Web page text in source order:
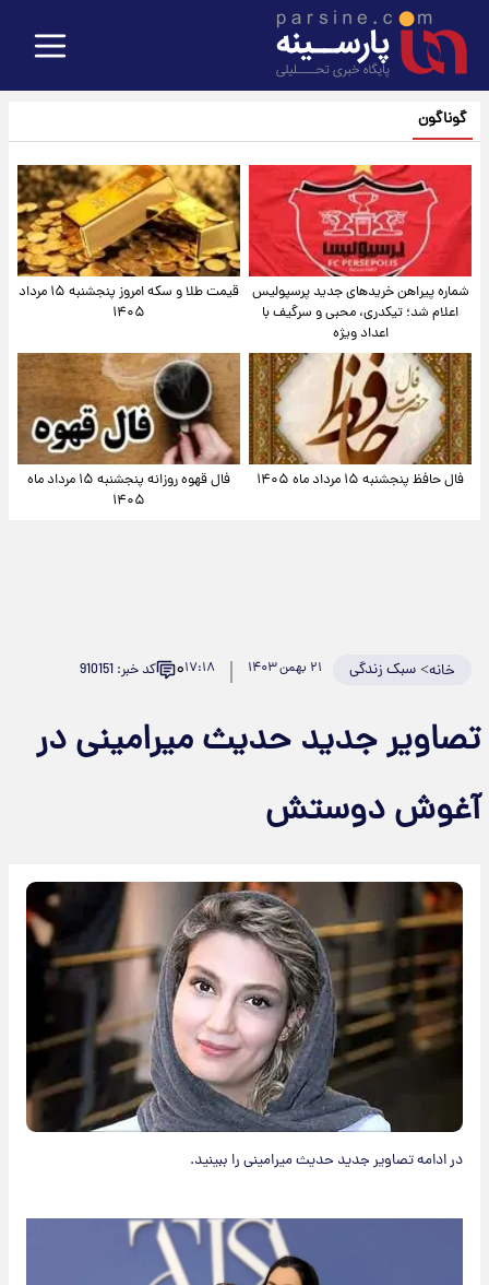
گوناگون
شماره پیراهن خریدهای جدید پرسپولیس
اعلام شد؛ تیکدری، محبی و سرگیف با
اعداد ویژه
قیمت طلا و سکه امروز پنجشنبه ۱۵ مرداد
۱۴۰۵
فال حافظ پنجشنبه ۱۵ مرداد ماه ۱۴۰۵
فال قهوه روزانه پنجشنبه ۱۵ مرداد ماه
۱۴۰۵
خانه>سبک زندگی ۲۱ بهمن ۱۴۰۳ ۱۷:۱۸۰ کد خبر: 910151
تصاویر جدید حدیث میرامینی در
آغوش دوستش
در ادامه تصاویر جدید حدیث میرامینی را ببینید.